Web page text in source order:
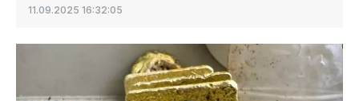
11.09.2025 16:32:05